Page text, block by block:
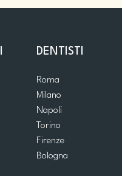
DENTISTI
Roma
Milano
Napoli
Torino
Firenze
Bologna